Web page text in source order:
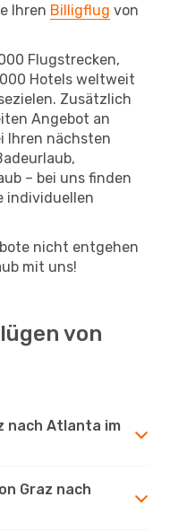
Ihren Billigflug von
Flugstrecken,
Hotels weltweit
Zusätzlich
Angebot an
Ihren nächsten
– bei uns finden
individuellen
nicht entgehen
mit uns!
von
nach Atlanta im
Graz nach